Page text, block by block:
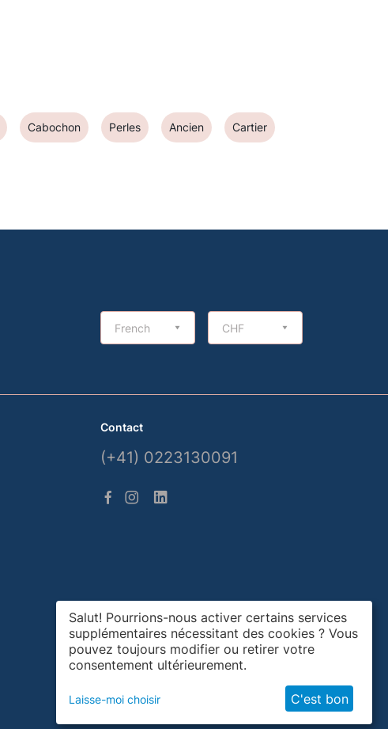
Cabochon Perles Ancien Cartier
French CHF
Contact
(+41) 0223130091
© Gemsquar, 2026
Salut! Pourrions-nous activer certains services
supplémentaires nécessitant des cookies ? Vous
pouvez toujours modifier ou retirer votre
consentement ultérieurement.
Laisse-moi choisir C'est bon